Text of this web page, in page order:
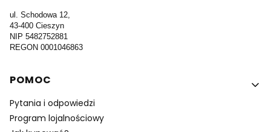
ul. Schodowa 12,
43-400 Cieszyn
NIP 5482752881
REGON 0001046863
Linki w stopce
POMOC
Pytania i odpowiedzi
Program lojalnościowy